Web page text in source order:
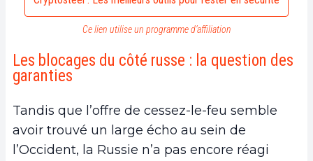
Ce lien utilise un programme d’affiliation
Les blocages du côté russe : la question des
garanties
Tandis que l’offre de cessez-le-feu semble
avoir trouvé un large écho au sein de
l’Occident, la Russie n’a pas encore réagi